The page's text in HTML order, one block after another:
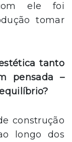
ele foi
tomar
tanto
pensada –
construção
longo dos